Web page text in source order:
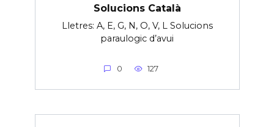
Solucions Català
Lletres: A, E, G, N, O, V, L Solucions
paraulogic d’avui
0 127